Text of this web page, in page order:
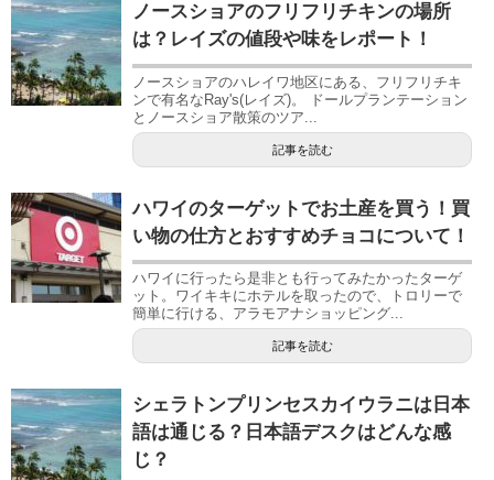
ノースショアのフリフリチキンの場所
は？レイズの値段や味をレポート！
ノースショアのハレイワ地区にある、フリフリチキ
ンで有名なRay's(レイズ)。 ドールプランテーション
とノースショア散策のツア...
記事を読む
ハワイのターゲットでお土産を買う！買
い物の仕方とおすすめチョコについて！
ハワイに行ったら是非とも行ってみたかったターゲ
ット。ワイキキにホテルを取ったので、トロリーで
簡単に行ける、アラモアナショッピング...
記事を読む
シェラトンプリンセスカイウラニは日本
語は通じる？日本語デスクはどんな感
じ？